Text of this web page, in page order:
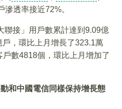
透率接近72%。
聯接」用戶數累計達到9.09億
，環比上月增長了323.1萬
數4818個，環比上月增加了
和中國電信同樣保持增長態